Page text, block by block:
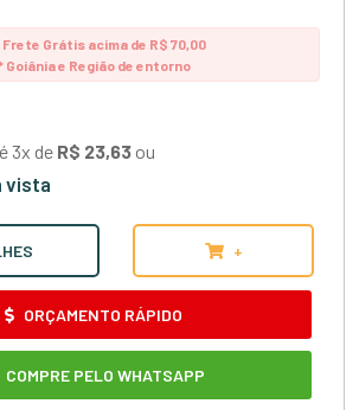
Frete Grátis acima de R$ 70,00
Goiânia e Região de entorno
3x de R$ 23,63 ou
vista
+
ORÇAMENTO RÁPIDO
COMPRE PELO WHATSAPP